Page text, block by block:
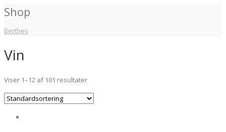
Shop
Berthes
Vin
Viser 1–12 af 101 resultater